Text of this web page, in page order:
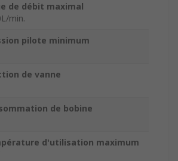
de débit maximal
min.
pilote minimum
de vanne
de bobine
d'utilisation maximum